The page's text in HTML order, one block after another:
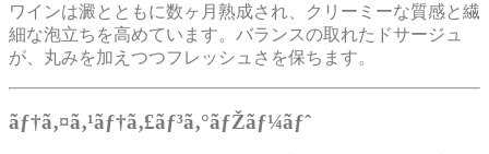
ワインは澱とともに数ヶ月熟成され、クリーミーな質感と繊
細な泡立ちを高めています。バランスの取れたドサージュ
が、丸みを加えつつフレッシュさを保ちます。
ãƒ†ã‚¤ã‚¹ãƒ†ã‚£ãƒ³ã‚°ãƒŽãƒ¼ãƒˆ